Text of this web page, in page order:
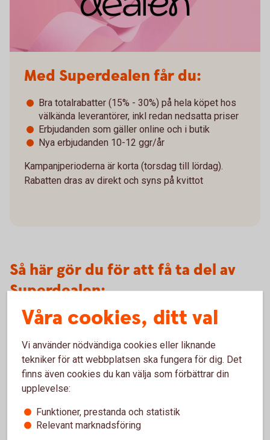
Med Superdealen får du:
Bra totalrabatter (15% - 30%) på hela köpet hos
välkända leverantörer, inkl redan nedsatta priser
Erbjudanden som gäller online och i butik
Nya erbjudanden 10-12 ggr/år
Kampanjperioderna är korta (torsdag till lördag).
Rabatten dras av direkt och syns på kvittot
Så här gör du för att få ta del av
Superdealen:
Genom att logga in och ge ditt medgivande till Superdealen
e-post.
Lämna ditt medgivande om e-post och/eller SMS via
länken nedan
Du identifierar dig med BankID för att logga in
Följ instruktionerna på sidan för att lämna ditt
medgivande
Våra cookies, ditt val
Vi använder nödvändiga cookies eller liknande
tekniker för att webbplatsen ska fungera för dig. Det
finns även cookies du kan välja som förbättrar din
upplevelse:
Funktioner, prestanda och statistik
Relevant marknadsföring